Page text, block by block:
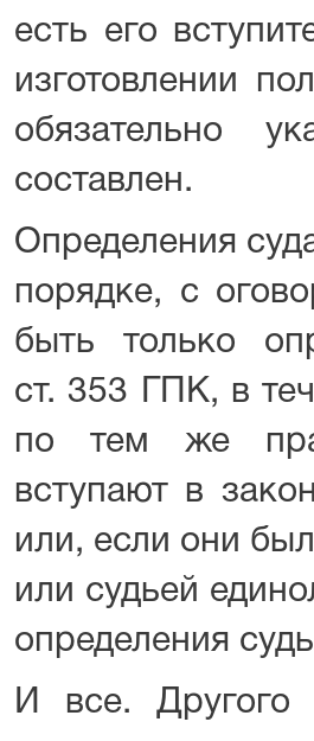
есть его
изготовлении
обязательно
составлен.
Определения
порядке, с
быть только
ст. 353 ГПК, в
по тем же
вступают в
или, если они
или судьей
определения
И все. Другого